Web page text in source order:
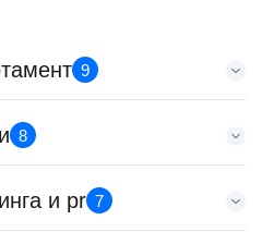
9
Enterprise продаж)
департамент
8
малого и среднего
и pr 7